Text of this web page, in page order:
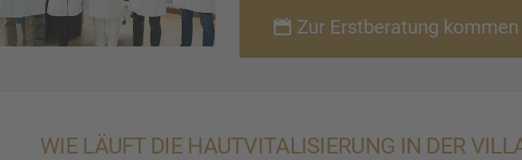
Zur Erstbe­ra­tung kommen
WIE LÄUFT DIE HAUTVI­TA­LI­SIE­RUNG IN DER